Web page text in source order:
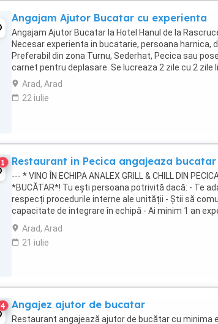
Angajam Ajutor Bucatar cu experienta
Angajam Ajutor Bucatar la Hotel Hanul de la Rascruce
Necesar experienta in bucatarie, persoana harnica,
Preferabil din zona Turnu, Sederhat, Pecica sau
carnet pentru deplasare. Se lucreaza 2 zile cu 2 zile
Arad, Arad
22 iulie
1 Restaurant in Pecica angajeaza bucatar
--- * VINO ÎN ECHIPA ANALEX GRILL & CHILL DIN
*BUCĂTAR*! Tu ești persoana potrivită dacă: - Te
respecți procedurile interne ale unității - Știi să
capacitate de integrare în echipă - Ai minim 1 an
ai pasiune, te învățăm ...
Arad, Arad
21 iulie
4 Angajez ajutor de bucatar
Restaurant angajează ajutor de bucătar cu minima